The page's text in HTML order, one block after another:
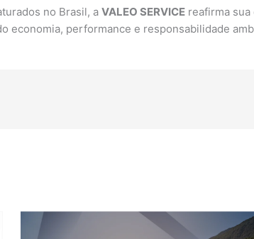
no Brasil, a VALEO SERVICE reafirma
economia, performance e responsabilidade